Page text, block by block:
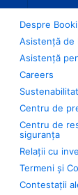
Despre
Asistență de
Asistență
Careers
Centru de
Centru de
siguranța
Relații cu
Termeni și
Contestații